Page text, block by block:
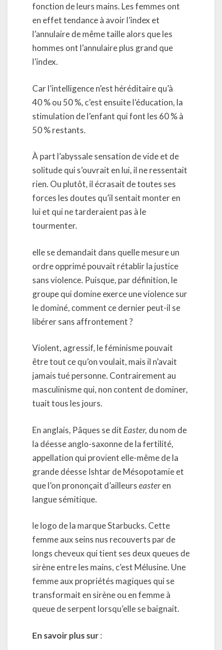
fonction de leurs mains. Les femmes ont
en effet tendance à avoir l’index et
l’annulaire de même taille alors que les
hommes ont l’annulaire plus grand que
l’index.
Car l’intelligence n’est héréditaire qu’à
40 % ou 50 %, c’est ensuite l’éducation, la
stimulation de l’enfant qui font les 60 % à
50 % restants.
À part l’abyssale sensation de vide et de
solitude qui s’ouvrait en lui, il ne ressentait
rien. Ou plutôt, il écrasait de toutes ses
forces les doutes qu’il sentait monter en
lui et qui ne tarderaient pas à le
tourmenter.
elle se demandait dans quelle mesure un
ordre opprimé pouvait rétablir la justice
sans violence. Puisque, par définition, le
groupe qui domine exerce une violence sur
le dominé, comment ce dernier peut-il se
libérer sans affrontement ?
Violent, agressif, le féminisme pouvait
être tout ce qu’on voulait, mais il n’avait
jamais tué personne. Contrairement au
masculinisme qui, non content de dominer,
tuait tous les jours.
En anglais, Pâques se dit Easter, du nom de
la déesse anglo-saxonne de la fertilité,
appellation qui provient elle-même de la
grande déesse Ishtar de Mésopotamie et
que l’on prononçait d’ailleurseasteren
langue sémitique.
le logo de la marque Starbucks. Cette
femme aux seins nus recouverts par de
longs cheveux qui tient ses deux queues de
sirène entre les mains, c’est Mélusine. Une
femme aux propriétés magiques qui se
transformait en sirène ou en femme à
queue de serpent lorsqu’elle se baignait.
En savoir plus sur: